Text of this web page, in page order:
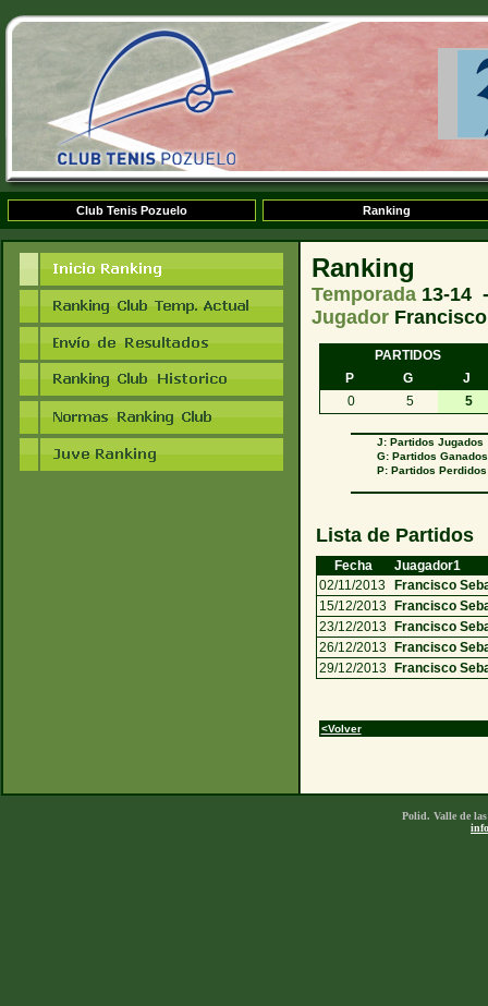
Club Tenis Pozuelo Ranking
Ranking
Temporada 13-14
Jugador
PARTIDOS
P
G
J
0
5 5
J: Partidos Jugados
G: Partidos
P: Partidos Perdidos
Lista de Partidos
Fecha
Juagador1
02/11/2013
Francisco
15/12/2013
Francisco
23/12/2013
Francisco
26/12/2013
Francisco
29/12/2013
Francisco
<Volver
Polid. Valle de